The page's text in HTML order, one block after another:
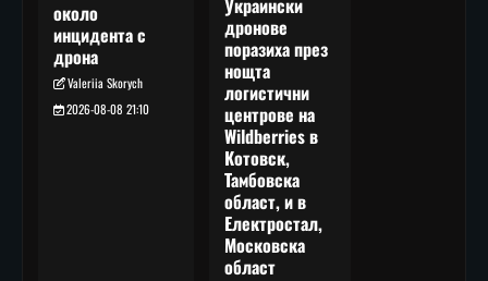
около
инцидента с
дрона
Valeriia Skorych
2026-08-08 21:10
Украински
дронове
поразиха през
нощта
логистични
центрове на
Wildberries в
Котовск,
Тамбовска
област, и в
Електростал,
Московска
област